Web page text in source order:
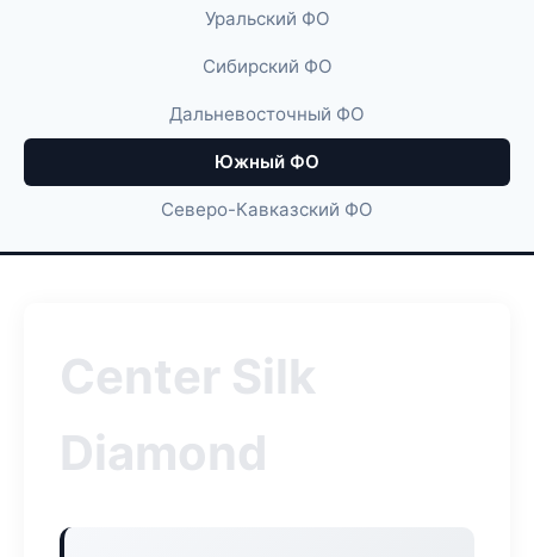
Уральский ФО
Сибирский ФО
Дальневосточный ФО
Южный ФО
Северо-Кавказский ФО
Center Silk
Diamond